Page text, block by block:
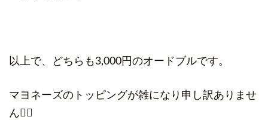
以上で、どちらも3,000円のオードブルです。
マヨネーズのトッピングが雑になり申し訳ありませ
ん🙇‍♀️